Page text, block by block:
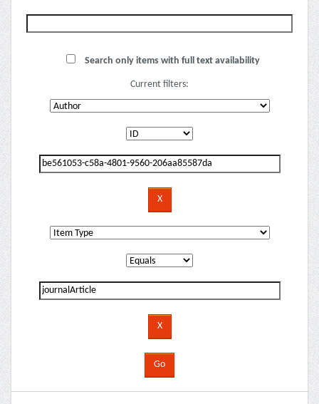
Search only items with full text availability
Current filters: